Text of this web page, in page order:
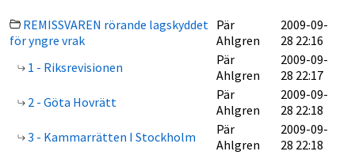
REMISSVAREN rörande lagskyddet
för yngre vrak
Pär
Ahlgren
2009-09-
28 22:16
1 - Riksrevisionen
Pär
Ahlgren
2009-09-
28 22:17
2 - Göta Hovrätt
Pär
Ahlgren
2009-09-
28 22:18
3 - Kammarrätten I Stockholm
Pär
Ahlgren
2009-09-
28 22:18